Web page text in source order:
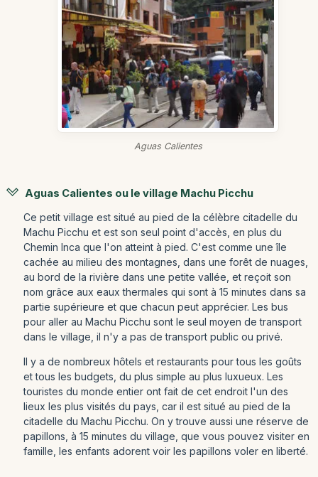
Aguas Calientes
Aguas Calientes ou le village Machu Picchu
Ce petit village est situé au pied de la célèbre citadelle du
Machu Picchu et est son seul point d'accès, en plus du
Chemin Inca que l'on atteint à pied. C'est comme une île
cachée au milieu des montagnes, dans une forêt de nuages,
au bord de la rivière dans une petite vallée, et reçoit son
nom grâce aux eaux thermales qui sont à 15 minutes dans sa
partie supérieure et que chacun peut apprécier. Les bus
pour aller au Machu Picchu sont le seul moyen de transport
dans le village, il n'y a pas de transport public ou privé.
Il y a de nombreux hôtels et restaurants pour tous les goûts
et tous les budgets, du plus simple au plus luxueux. Les
touristes du monde entier ont fait de cet endroit l'un des
lieux les plus visités du pays, car il est situé au pied de la
citadelle du Machu Picchu. On y trouve aussi une réserve de
papillons, à 15 minutes du village, que vous pouvez visiter en
famille, les enfants adorent voir les papillons voler en liberté.